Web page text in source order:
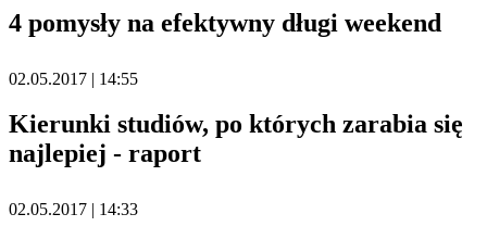
4 pomysły na efektywny długi weekend
02.05.2017 | 14:55
Kierunki studiów, po których zarabia się
najlepiej - raport
02.05.2017 | 14:33